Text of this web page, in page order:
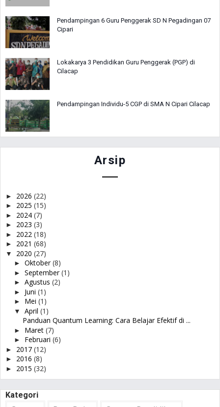
Pendampingan 6 Guru Penggerak SD N Pegadingan 07
Cipari
Lokakarya 3 Pendidikan Guru Penggerak (PGP) di
Cilacap
Pendampingan Individu-5 CGP di SMA N Cipari Cilacap
Arsip
► 2026 (22)
► 2025 (15)
► 2024 (7)
► 2023 (3)
► 2022 (18)
► 2021 (68)
▼ 2020 (27)
► Oktober(8)
► September(1)
► Agustus (2)
► Juni (1)
► Mei (1)
▼ April (1)
Panduan Quantum Learning: Cara Belajar Efektif di ...
► Maret (7)
► Februari (6)
► 2017 (12)
► 2016 (8)
► 2015 (32)
Kategori